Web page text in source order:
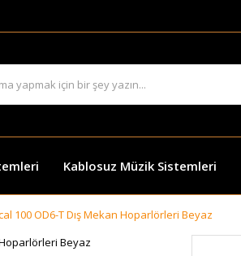
Kablosuz Müzik Sistemleri
100 OD6-T Dış Mekan Hoparlörleri Beyaz